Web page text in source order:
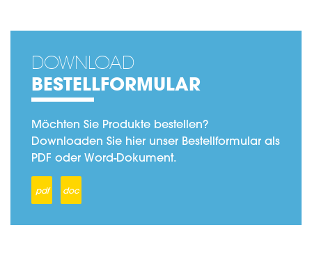
DOWNLOAD
BESTELLFORMULAR
Möchten Sie Produkte bestellen?
Downloaden Sie hier unser Bestellformular als
PDF oder Word-Dokument.
pdf doc